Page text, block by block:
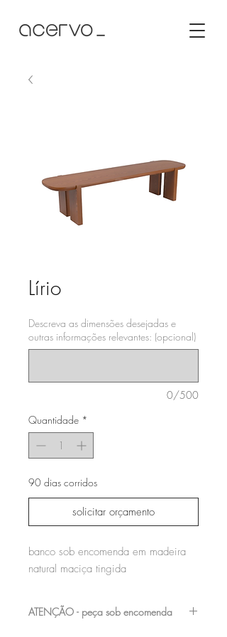
Lírio
Descreva as dimensões desejadas e
outras informações relevantes: (opcional)
0/500
Quantidade *
90 dias corridos
solicitar orçamento
banco sob encomenda em madeira
natural maciça tingida
ATENÇÃO - peça sob encomenda